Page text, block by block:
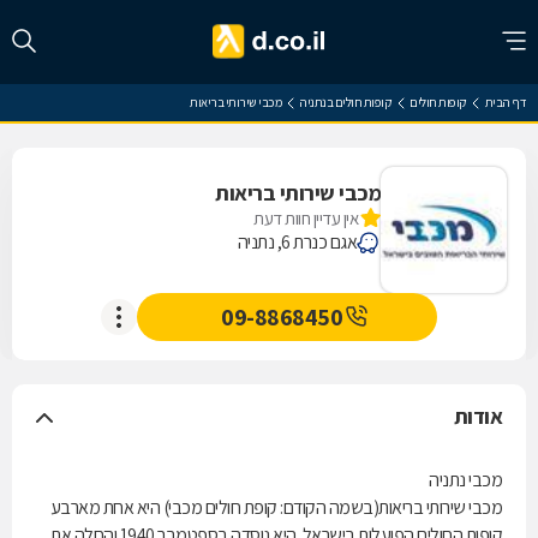
דף הבית קופות חולים קופות חולים בנתניה מכבי שירותי בריאות
מכבי שירותי בריאות
אין עדיין חוות דעת
אגם כנרת 6, נתניה
09-8868450
אודות
מכבי נתניה
מכבי שירותי בריאות(בשמה הקודם: קופת חולים מכבי) היא אחת מארבע